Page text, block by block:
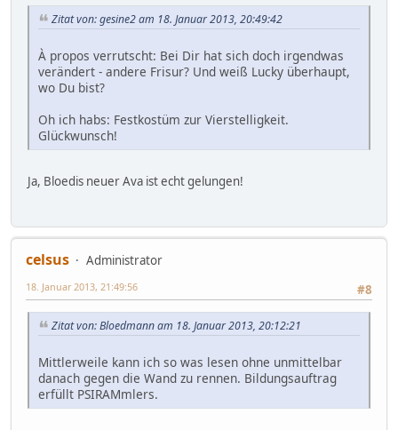
Zitat von: gesine2 am 18. Januar 2013, 20:49:42
À propos verrutscht: Bei Dir hat sich doch irgendwas
verändert - andere Frisur? Und weiß Lucky überhaupt,
wo Du bist?
Oh ich habs: Festkostüm zur Vierstelligkeit.
Glückwunsch!
Ja, Bloedis neuer Ava ist echt gelungen!
celsus
Administrator
#8
18. Januar 2013, 21:49:56
Zitat von: Bloedmann am 18. Januar 2013, 20:12:21
Mittlerweile kann ich so was lesen ohne unmittelbar
danach gegen die Wand zu rennen. Bildungsauftrag
erfüllt PSIRAMmlers.